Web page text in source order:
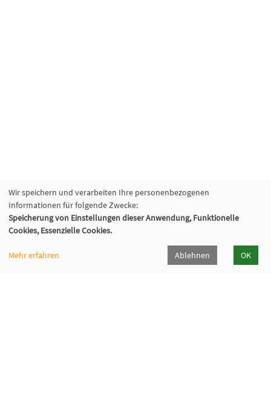
Wir speichern und verarbeiten Ihre personenbezogenen
Informationen für folgende Zwecke:
Speicherung von Einstellungen dieser Anwendung, Funktionelle
Cookies, Essenzielle Cookies.
Mehr erfahren Ablehnen OK